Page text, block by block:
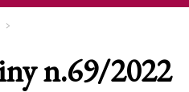
n.69/2022